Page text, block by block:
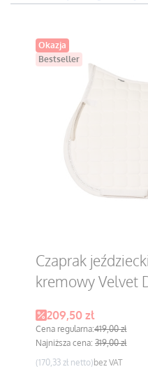
Okazja
Bestseller
Czaprak
kremowy Velvet
Cena promocyjna
209,50 zł
Cena regularna:419,00 zł
Najniższa cena: 319,00 zł
Cena
170,33 zł bez VAT